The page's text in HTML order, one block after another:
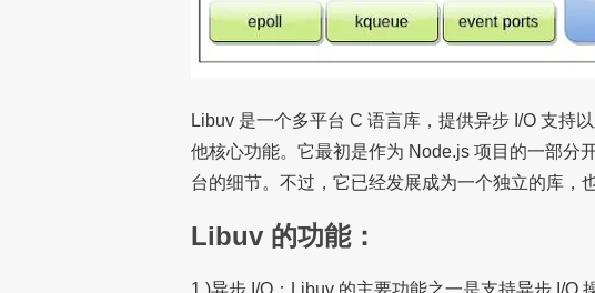
Libuv 是一个多平台 C 语言库，提供异步 I/O 支持
他核心功能。它最初是作为 Node.js 项目的一部分
台的细节。不过，它已经发展成为一个独立的库，
Libuv 的功能：
1.)异步 I/O：Libuv 的主要功能之一是支持异步 I/O